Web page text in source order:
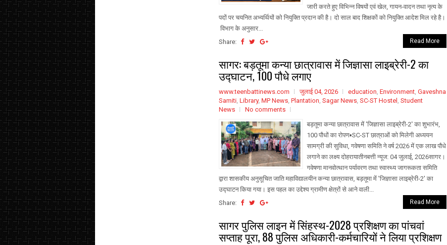
जारी करते हुए विभिन्न विषयों एवं खेल, गायन-वादन तथा नृत्य के
पदों पर चयनित अभ्यर्थियों को नियुक्ति प्रदान की है। दो साल बाद शिक्षकों को नियुक्ति आदेश मिल रहे है।
विभाग के अनुसार...
Share:
Read More
सागर: बड़तूमा कन्या छात्रावास में जिज्ञासा लाइब्रेरी-2 का
उद्घाटन, 100 पौधे लगाए
www.teenbattinews.com जुलाई 04, 2026 education, Environment, Gaveshna
Samiti, Library, MP News, Plantation, Sagar News, SC-ST Hostel , Student
News
No comments
बड़तूमा कन्या छात्रावास में 'जिज्ञासा लाइब्रेरी-2' का शुभारंभ,
100 पौधों का रोपण▪️SC-ST छात्राओं को मिलेगी अध्ययन
सामग्री की सुविधा, गवेषणा समिति ने वर्ष 2026 में एक लाख पौधे
लगाने का लक्ष्य दोहरायातीनबत्ती न्यूज: 04 जुलाई, 2026सागर।
गवेषणा मानवोत्थान पर्यावरण तथा स्वास्थ्य जागरूकता समिति
द्वारा शासकीय अनुसूचित जाति महाविद्यालयीन कन्या छात्रावास, बड़तूमा में 'जिज्ञासा लाइब्रेरी-2' का
उद्घाटन किया गया। इस पहल का उद्देश्य ग्रामीण क्षेत्रों से आने वाली...
Share:
Read More
सागर पुलिस लाइन में सिंहस्थ-2028 प्रशिक्षण का पांचवां
सप्ताह पूरा, 88 पुलिस अधिकारी-कर्मचारियों ने लिया प्रशिक्षण